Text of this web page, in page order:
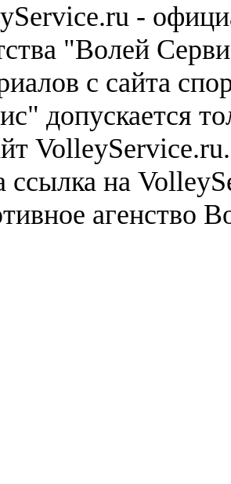
-
"Волей
с сайта
допускается
ссылка на
агенство